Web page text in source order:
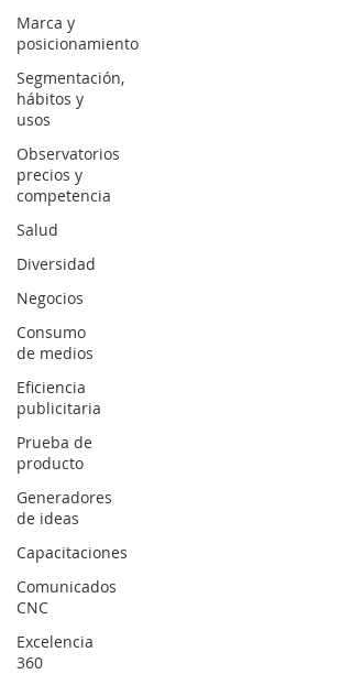
Marca y
posicionamiento
Segmentación,
hábitos y
usos
Observatorios
precios y
competencia
Salud
Diversidad
Negocios
Consumo
de medios
Eficiencia
publicitaria
Prueba de
producto
Generadores
de ideas
Capacitaciones
Comunicados
CNC
Excelencia
360